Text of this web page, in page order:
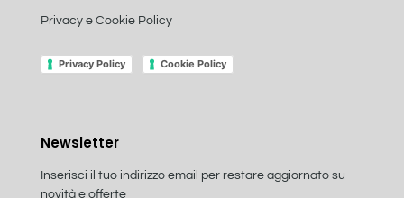
Privacy e Cookie Policy
Privacy Policy Cookie Policy
Newsletter
Inserisci il tuo indirizzo email per restare aggiornato su
novità e offerte